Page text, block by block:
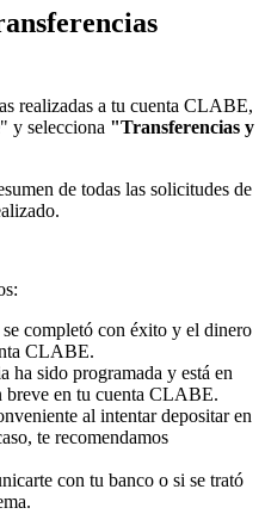
realizadas a tu cuenta CLABE,
" y selecciona "Transferencias y
de todas las solicitudes de
completó con éxito y el dinero
CLABE.
ha sido programada y está en
breve en tu cuenta CLABE.
al intentar depositar en
te recomendamos
con tu banco o si se trató